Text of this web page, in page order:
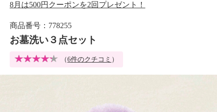
8月は500円クーポンを2回プレゼント！
商品番号：778255
お墓洗い３点セット
（6件のクチコミ ）